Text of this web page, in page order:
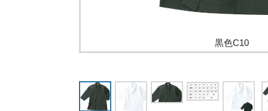
黒色C10